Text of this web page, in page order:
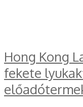
Hong Kong
fekete